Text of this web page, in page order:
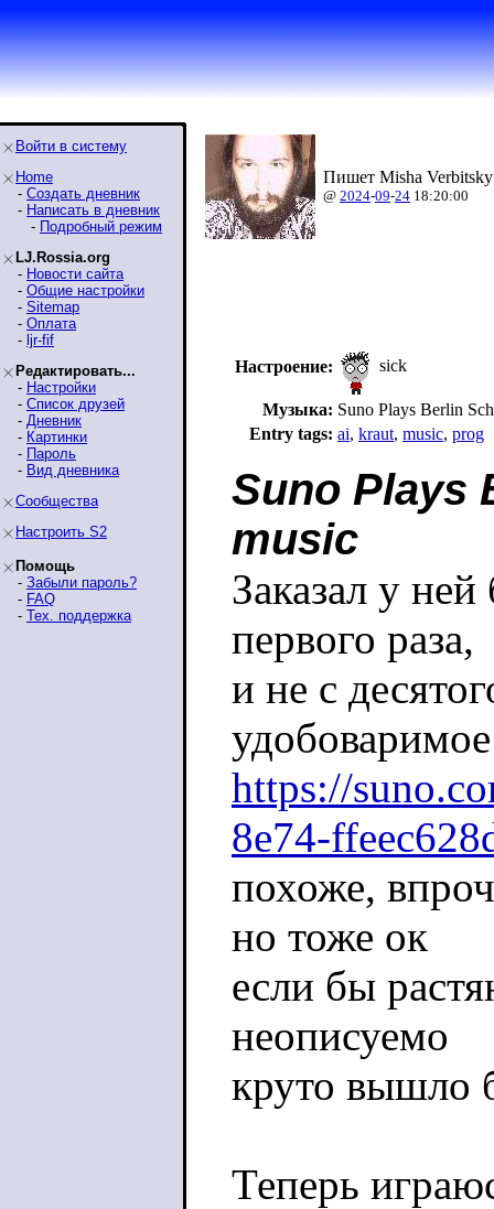
Войти в систему
Home
- Создать дневник
- Написать в дневник
- Подробный режим
LJ.Rossia.org
- Новости сайта
- Общие настройки
- Sitemap
- Оплата
- ljr-fif
Редактировать...
- Настройки
- Список друзей
- Дневник
- Картинки
- Пароль
- Вид дневника
Сообщества
Настроить S2
Помощь
- Забыли пароль?
- FAQ
- Тех. поддержка
Пишет Misha
@ 2024-09-24 18:20:00
Настроение: sick
Музыка: Suno Plays Berlin
Entry tags: ai, kraut, music, prog
Suno Plays
music
Заказал у
первого раза,
и не с
удобоваримое
https://
8e74-
похоже,
но тоже ок
если бы
неописуемо
круто вышло
Теперь